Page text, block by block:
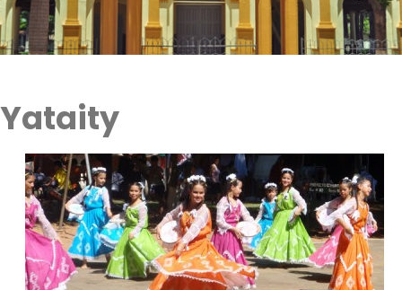
Yataity